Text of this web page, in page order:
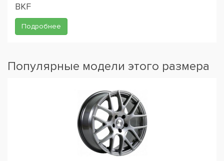
BKF
Подробнее
Популярные модели этого размера